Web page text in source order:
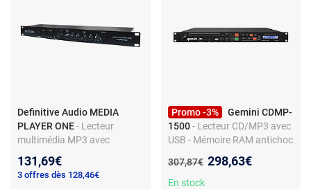
Definitive Audio MEDIA
PLAYER ONE- Lecteur
multimédia MP3 avec
fitness et restaurants - Noir
131,69€
3 offres dès 128,46€
Promo -3%
Gemini CDMP-
1500 - Lecteur CD/MP3 avec
USB - Mémoire RAM antichoc
Ancien prix :
307,87€ Nouveau prix :
298,63€
En stock